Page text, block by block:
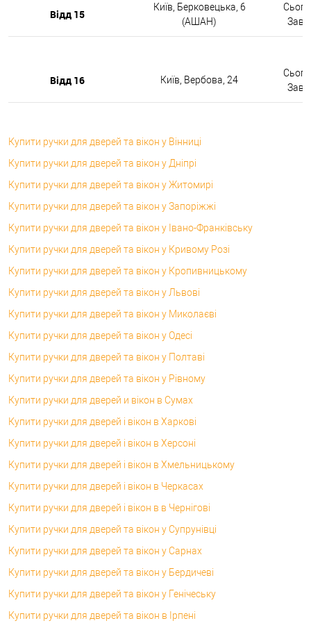
Відд 15
Київ, Берковецька, 6
(АШАН)
Відд 16 Київ, Вербова, 24
Купити ручки для дверей та вікон у Вінниці
Купити ручки для дверей та вікон у Дніпрі
Купити ручки для дверей та вікон у Житомирі
Купити ручки для дверей та вікон у Запоріжжі
Купити ручки для дверей та вікон у Івано-Франківську
Купити ручки для дверей та вікон у Кривому Розі
Купити ручки для дверей та вікон у Кропивницькому
Купити ручки для дверей та вікон у Львові
Купити ручки для дверей та вікон у Миколаєві
Купити ручки для дверей та вікон у Одесі
Купити ручки для дверей та вікон у Полтаві
Купити ручки для дверей та вікон у Рівному
Купити ручки для дверей и вікон в Сумах
Купити ручки для дверей і вікон в Харкові
Купити ручки для дверей і вікон в Херсоні
Купити ручки для дверей і вікон в Хмельницькому
Купити ручки для дверей і вікон в Черкасах
Купити ручки для дверей і вікон в в Чернігові
Купити ручки для дверей та вікон у Супрунівці
Купити ручки для дверей та вікон у Сарнах
Купити ручки для дверей та вікон у Бердичеві
Купити ручки для дверей та вікон у Генічеську
Купити ручки для дверей та вікон в Ірпені